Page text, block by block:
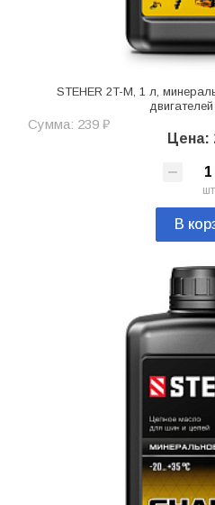
STEHER 2T-M, 1 л,
Сумма: 239 ₽
Цена:
шт
В